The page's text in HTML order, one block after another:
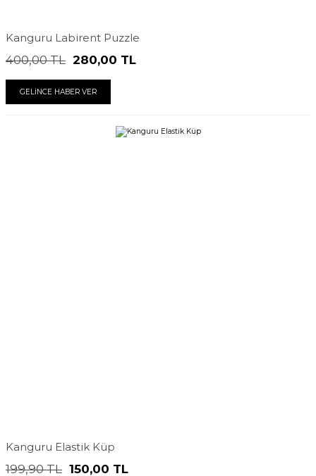
Kanguru Labirent Puzzle
400,00 TL 280,00 TL
GELİNCE HABER VER
Kanguru Elastik Küp
199,90 TL 150,00 TL